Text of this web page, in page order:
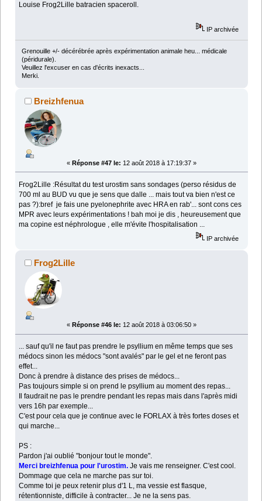
Louise Frog2Lille batracien spaceroll.
IP archivée
Grenouille +/- décérébrée après expérimentation animale heu... médicale
(péridurale).
Veuillez l'excuser en cas d'écrits inexacts...
Merki.
Breizhfenua
« Réponse #47 le: 12 août 2018 à 17:19:37 »
Frog2Lille :Résultat du test urostim sans sondages (perso résidus de
700 ml au BUD vu que je sens que dalle ... mais tout va bien n'est ce
pas ?):bref je fais une pyelonephrite avec HRA en rab'... sont cons ces
MPR avec leurs expérimentations ! bah moi je dis , heureusement que
ma copine est néphrologue , elle m'évite l'hospitalisation ...
IP archivée
Frog2Lille
« Réponse #46 le: 12 août 2018 à 03:06:50 »
... sauf qu'il ne faut pas prendre le psyllium en même temps que ses
médocs sinon les médocs "sont avalés" par le gel et ne feront pas
effet...
Donc à prendre à distance des prises de médocs...
Pas toujours simple si on prend le psyllium au moment des repas...
Il faudrait ne pas le prendre pendant les repas mais dans l'après midi
vers 16h par exemple...
C'est pour cela que je continue avec le FORLAX à très fortes doses et
qui marche...
PS :
Pardon j'ai oublié "bonjour tout le monde".
Merci breizhfenua pour l'urostim.Je vais me renseigner. C'est cool.
Dommage que cela ne marche pas sur toi.
Comme toi je peux retenir plus d'1 L, ma vessie est flasque,
rétentionniste, difficile à contracter... Je ne la sens pas.